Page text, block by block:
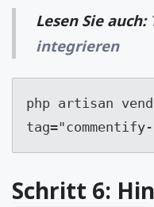
Lesen Sie auch:
integrieren
php artisan
Schritt 6: